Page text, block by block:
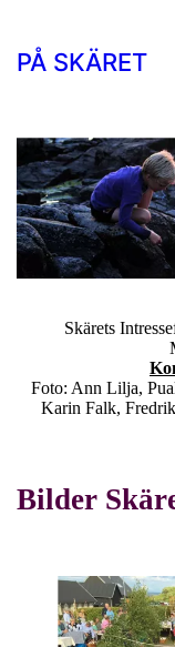
PÅ SKÄRET
Skärets
Foto: Ann Lilja,
Karin Falk,
Bilder